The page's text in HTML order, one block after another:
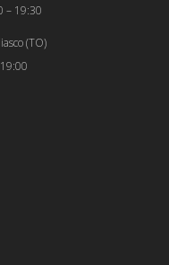
– 19:30
(TO)